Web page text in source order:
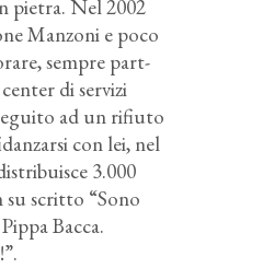
pietra. Nel 2002
Manzoni e poco
sempre part-
di servizi
ad un rifiuto
con lei, nel
3.000
scritto “Sono
Bacca.